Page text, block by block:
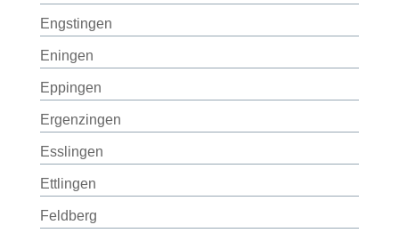
Engstingen
Eningen
Eppingen
Ergenzingen
Esslingen
Ettlingen
Feldberg